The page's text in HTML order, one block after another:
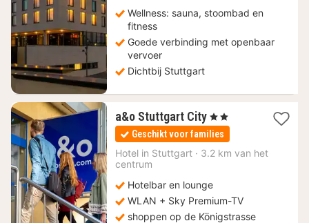
Wellness: sauna, stoombad en
fitness
Goede verbinding met openbaar
vervoer
Dichtbij Stuttgart
a&o Stuttgart City 2
nachten
vanaf
80,68
, 2 Sterren
Geschikt voor families
Hotel in Stuttgart · 3.2 km van het
centrum
Hotelbar en lounge
WLAN + Sky Premium-TV
shoppen op de Königstrasse